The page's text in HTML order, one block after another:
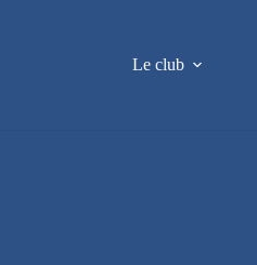
Le club